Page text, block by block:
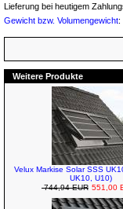
Lieferung bei heutigem
Gewicht bzw. Volumengewicht:
Weitere Produkte
Velux Markise Solar SSS
UK10, U10)
744,94 EUR 551,00